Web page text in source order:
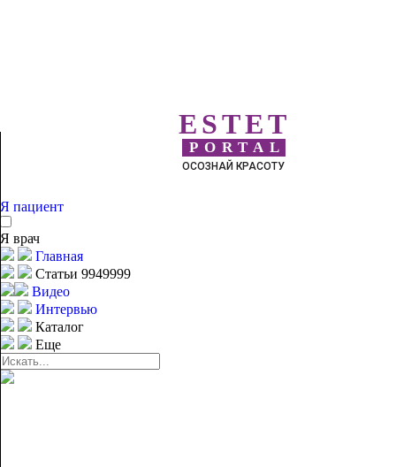
ESTET
PORTAL
ОСОЗНАЙ КРАСОТУ
Я пациент
Я врач
Главная
Статьи 9949999
Видео
Интервью
Каталог
Еще